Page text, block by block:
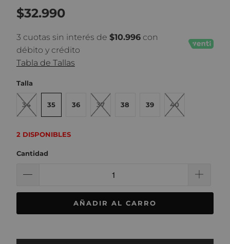
$32.990
3 cuotas sin interés de $10.996con
débito y crédito
Tabla de Tallas
Talla
34 35 36 37 38 39 40
2 DISPONIBLES
Cantidad
AÑADIR AL CARRO